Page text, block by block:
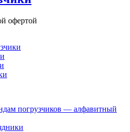
офертой
погрузчиков — алфавитный